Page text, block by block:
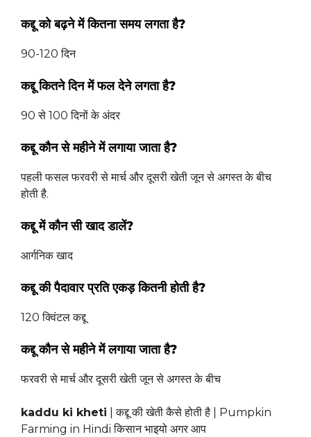
कद्दू को बढ़ने में कितना समय लगता है?
90-120 दिन
कद्दू कितने दिन में फल देने लगता है?
90 से 100 दिनों के अंदर
कद्दू कौन से महीने में लगाया जाता है?
पहली फसल फरवरी से मार्च और दूसरी खेती जून से अगस्त के बीच
होती है.
कद्दू में कौन सी खाद डालें?
आर्गनिक खाद
कद्दू की पैदावार प्रति एकड़ कितनी होती है?
120 क्विंटल कद्दू
कद्दू कौन से महीने में लगाया जाता है?
फरवरी से मार्च और दूसरी खेती जून से अगस्त के बीच
kaddu ki kheti | कद्दू की खेती कैसे होती है | Pumpkin
Farming in Hindi किसान भाइयो अगर आप